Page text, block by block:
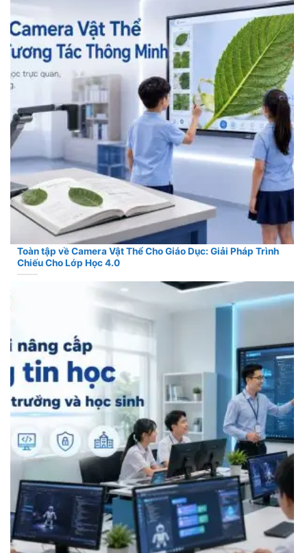
Toàn tập về Camera Vật Thể Cho Giáo Dục: Giải Pháp Trình
Chiếu Cho Lớp Học 4.0